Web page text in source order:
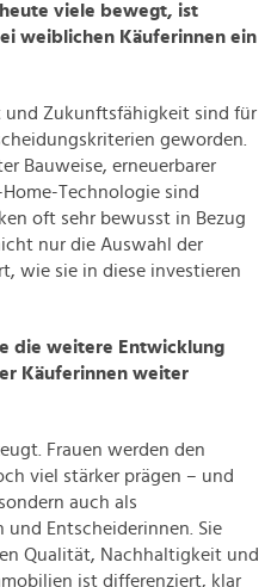
heute viele bewegt, ist
weiblichen Käuferinnen ein
Zukunftsfähigkeit sind für
geworden.
Bauweise, erneuerbarer
Technologie sind
oft sehr bewusst in Bezug
nur die Auswahl der
wie sie in diese investieren
die weitere Entwicklung
Käuferinnen weiter
Frauen werden den
viel stärker prägen – und
auch als
Entscheiderinnen. Sie
Qualität, Nachhaltigkeit und
ist differenziert, klar